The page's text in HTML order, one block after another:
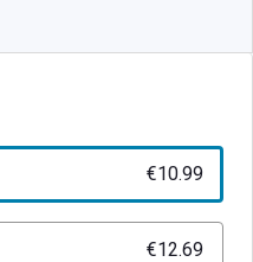
€10.99
€12.69